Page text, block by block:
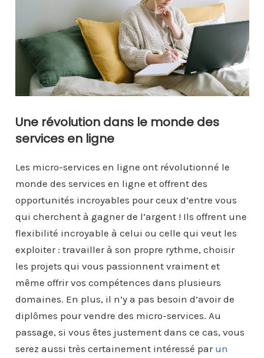
Une révolution dans le monde des
services en ligne
Les micro-services en ligne ont révolutionné le
monde des services en ligne et offrent des
opportunités incroyables pour ceux d’entre vous
qui cherchent à gagner de l’argent ! Ils offrent une
flexibilité incroyable à celui ou celle qui veut les
exploiter : travailler à son propre rythme, choisir
les projets qui vous passionnent vraiment et
même offrir vos compétences dans plusieurs
domaines. En plus, il n’y a pas besoin d’avoir de
diplômes pour vendre des micro-services. Au
passage, si vous êtes justement dans ce cas, vous
serez aussi très certainement intéressé par un